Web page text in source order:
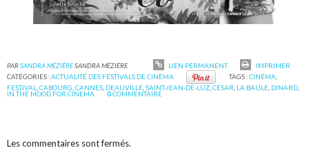
PARSANDRA MÉZIÈRESANDRA MÉZIÈRE LIEN PERMANENT
IMPRIMER
CATÉGORIES :ACTUALITÉ DES FESTIVALS DE CINÉMA TAGS :CINÉMA
FESTIVAL ,CABOURG ,CANNES DEAUVILLE ,SAINT-JEAN-DE-LUZ ,CÉSAR LA BAULE DINARD
IN THE MOOD FOR CINEMA 0COMMENTAIRE
Les commentaires sont fermés.